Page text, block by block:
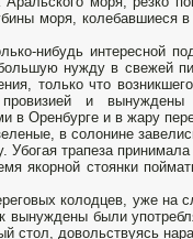
моря, колебавшиеся
нибудь интересной
нужду в свежей
только что
и вынуждены
в Оренбурге и в жару
в солонине
трапеза
якорной стоянки
колодцев, уже на
вынуждены были
стол, довольствуясь